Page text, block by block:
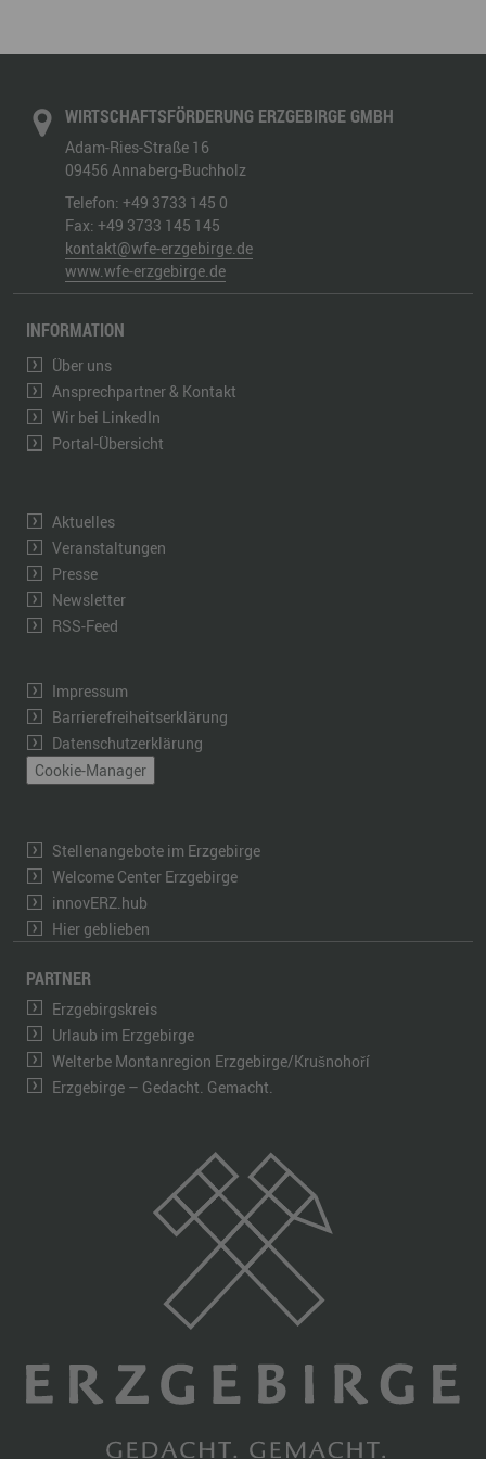
WIRTSCHAFTSFÖRDERUNG ERZGEBIRGE GMBH
Adam-Ries-Straße 16
09456 Annaberg-Buchholz
Telefon: +49 3733 145 0
Fax: +49 3733 145 145
kontakt@wfe-erzgebirge.de
www.wfe-erzgebirge.de
INFORMATION
Über uns
Ansprechpartner & Kontakt
Wir bei LinkedIn
Portal-Übersicht
Aktuelles
Veranstaltungen
Presse
Newsletter
RSS-Feed
Impressum
Barrierefreiheitserklärung
Datenschutzerklärung
Cookie-Manager
Stellenangebote im Erzgebirge
Welcome Center Erzgebirge
innovERZ.hub
Hier geblieben
PARTNER
Erzgebirgskreis
Urlaub im Erzgebirge
Welterbe Montanregion Erzgebirge/Krušnohoří
Erzgebirge – Gedacht. Gemacht.